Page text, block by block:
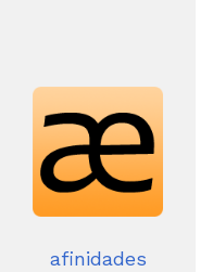
afinidades